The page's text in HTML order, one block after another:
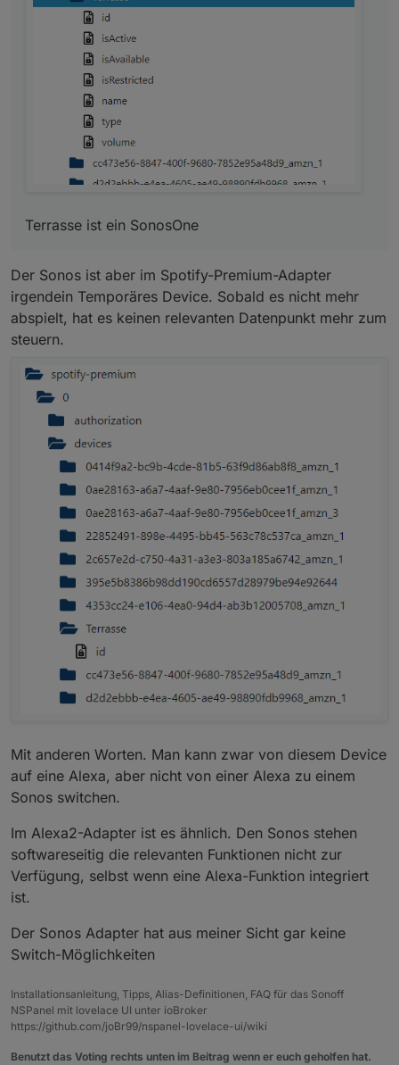
Terrasse ist ein SonosOne
Terrasse ist ein SonosOne
Der Sonos ist aber im Spotify-Premium-Adapter
irgendein Temporäres Device. Sobald es nicht mehr
abspielt, hat es keinen relevanten Datenpunkt mehr zum
steuern.
Mit anderen Worten. Man kann zwar von diesem Device
auf eine Alexa, aber nicht von einer Alexa zu einem
Sonos switchen.
Im Alexa2-Adapter ist es ähnlich. Den Sonos stehen
softwareseitig die relevanten Funktionen nicht zur
Verfügung, selbst wenn eine Alexa-Funktion integriert
ist.
Der Sonos Adapter hat aus meiner Sicht gar keine
Switch-Möglichkeiten
Installationsanleitung, Tipps, Alias-Definitionen, FAQ für das Sonoff
NSPanel mit lovelace UI unter ioBroker
https://github.com/joBr99/nspanel-lovelace-ui/wiki
Benutzt das Voting rechts unten im Beitrag wenn er euch geholfen hat.